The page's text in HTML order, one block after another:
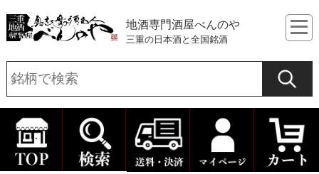
地酒専門酒屋べんのや
三重の日本酒と全国銘酒